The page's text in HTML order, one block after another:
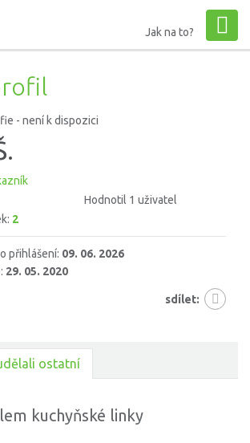
Jak na to?
Hodnotil 1 uživatel
2
přihlášení: 09. 06. 2026
29. 05. 2020
sdílet:
ostatní
kuchyňské linky